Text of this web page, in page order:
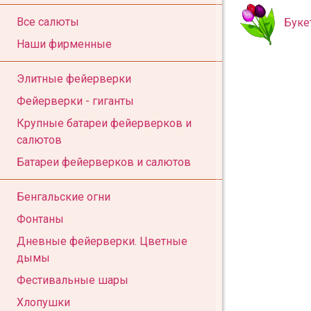
Все салюты
Наши фирменные
Элитные фейерверки
Фейерверки - гиганты
Крупные батареи фейерверков и
салютов
Батареи фейерверков и салютов
Бенгальские огни
Фонтаны
Дневные фейерверки. Цветные
дымы
Фестивальные шары
Хлопушки